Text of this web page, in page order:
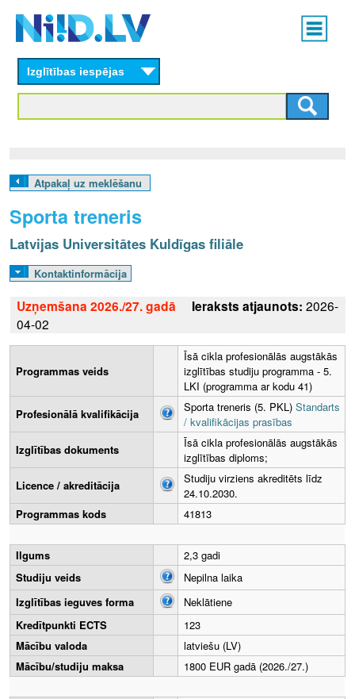
content
Main
menu
L
V
Izglītības iespējas
Atpakaļ uz meklēšanu
Sporta treneris
Latvijas Universitātes Kuldīgas filiāle
Kontaktinformācija
Uzņemšana 2026./27. gadā Ieraksts atjaunots: 2026-
04-02
Programmas veids
Īsā cikla profesionālās augstākās
izglītības studiju programma - 5.
LKI (programma ar kodu 41)
Profesionālā kvalifikācija
Sporta treneris (5. PKL) Standarts
/ kvalifikācijas prasības
Izglītības dokuments
Īsā cikla profesionālās augstākās
izglītības diploms;
Licence / akreditācija
Studiju virziens akreditēts līdz
24.10.2030.
Programmas kods
41813
Ilgums
2,3 gadi
Studiju veids
Nepilna laika
Izglītības ieguves forma
Neklātiene
Kredītpunkti ECTS
123
Mācību valoda
latviešu (LV)
Mācību/studiju maksa
1800 EUR gadā (2026./27.)